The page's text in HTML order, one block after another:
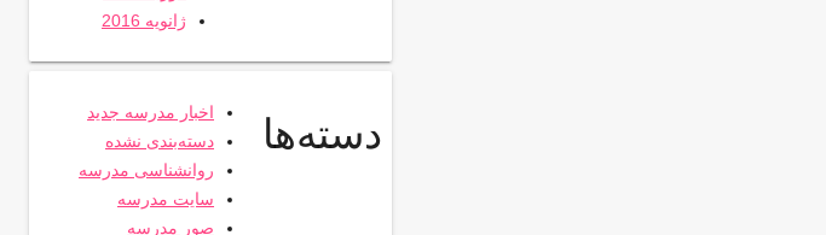
ژانویه 2016
دسته‌ها
اخبار مدرسه جدید
دسته‌بندی نشده
روانشناسی مدرسه
سایت مدرسه
صور مدرسه